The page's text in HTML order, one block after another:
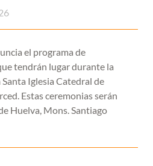
el programa de
tendrán lugar durante la
Iglesia Catedral de
Estas ceremonias serán
Huelva, Mons. Santiago